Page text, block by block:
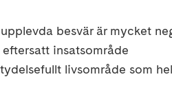
besvär är mycket
insatsområde
livsområde som